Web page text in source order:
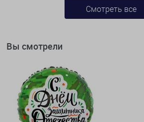
Смотреть все
Вы смотрели